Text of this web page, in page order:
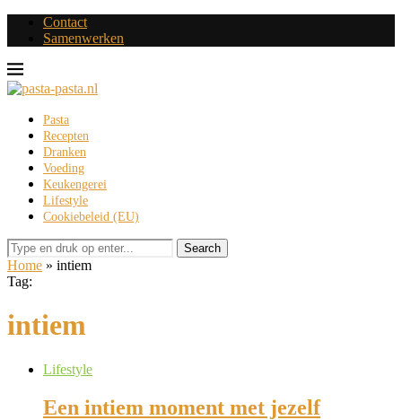
Contact
Samenwerken
Pasta
Recepten
Dranken
Voeding
Keukengerei
Lifestyle
Cookiebeleid (EU)
Search
Home » intiem
Tag:
intiem
Lifestyle
Een intiem moment met jezelf